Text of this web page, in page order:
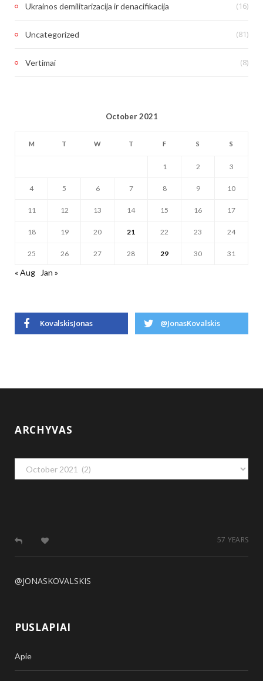
Ukrainos demilitarizacija ir denacifikacija (16)
Uncategorized (81)
Vertimai (8)
October 2021
M T W T F S S
1 2 3
4 5 6 7 8 9 10
11 12 13 14 15 16 17
18 19 20 21 22 23 24
25 26 27 28 29 30 31
« Aug Jan »
KovalskisJonas @JonasKovalskis
ARCHYVAS
Archyvas
57 YEARS
@JONASKOVALSKIS
PUSLAPIAI
Apie